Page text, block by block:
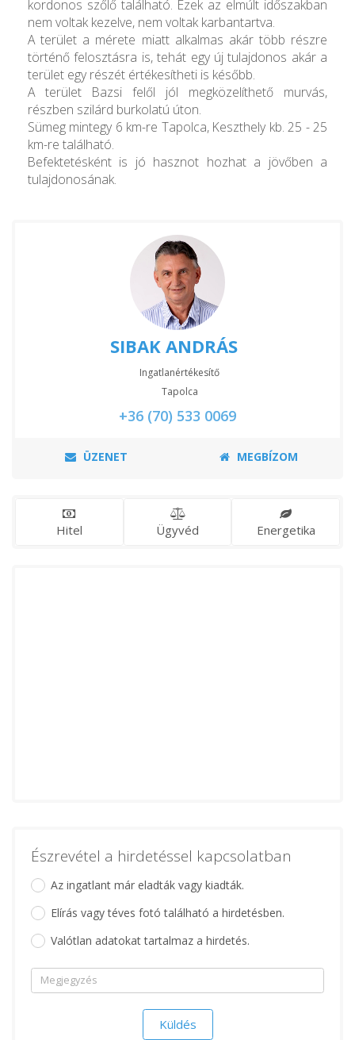
kordonos szőlő található. Ezek az elmúlt időszakban
nem voltak kezelve, nem voltak karbantartva.
A terület a mérete miatt alkalmas akár több részre
történő felosztásra is, tehát egy új tulajdonos akár a
terület egy részét értékesítheti is később.
A terület Bazsi felől jól megközelíthető murvás,
részben szilárd burkolatú úton.
Sümeg mintegy 6 km-re Tapolca, Keszthely kb. 25 - 25
km-re található.
Befektetésként is jó hasznot hozhat a jövőben a
tulajdonosának.
SIBAK ANDRÁS
Ingatlanértékesítő
Tapolca
+36 (70) 533 0069
ÜZENET MEGBÍZOM
Hitel Ügyvéd Energetika
Észrevétel a hirdetéssel kapcsolatban
Az ingatlant már eladták vagy kiadták.
Elírás vagy téves fotó található a hirdetésben.
Valótlan adatokat tartalmaz a hirdetés.